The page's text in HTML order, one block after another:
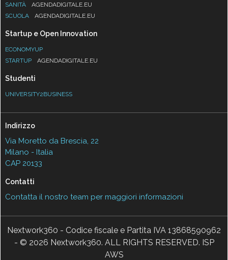
SANITÀ
AGENDADIGITALE.EU
SCUOLA
AGENDADIGITALE.EU
Startup e Open Innovation
ECONOMYUP
STARTUP
AGENDADIGITALE.EU
Studenti
UNIVERSITY2BUSINESS
Indirizzo
Via Moretto da Brescia, 22
Milano - Italia
CAP 20133
Contatti
Contatta il nostro team per maggiori informazioni
Nextwork360 - Codice fiscale e Partita IVA 13868590962
- © 2026 Nextwork360. ALL RIGHTS RESERVED. ISP
AWS